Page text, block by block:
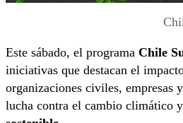
Este sábado, el programa Chile
iniciativas que destacan el
organizaciones civiles, empresas
lucha contra el cambio climático